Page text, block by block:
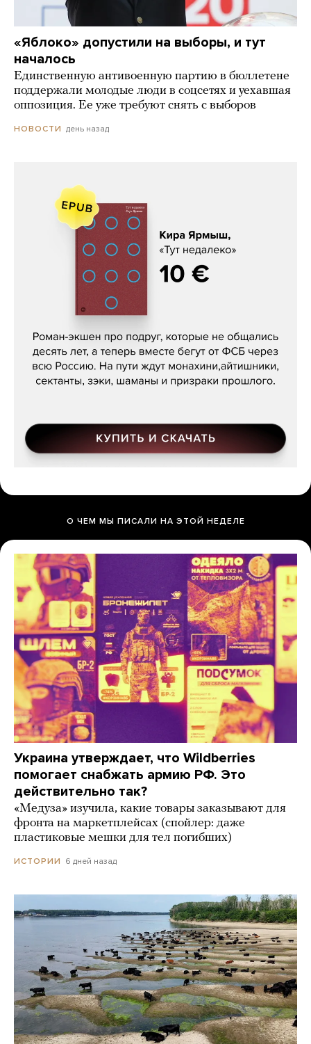
«Яблоко» допустили на выборы, и тут
началось
Единственную антивоенную партию в бюллетене
поддержали молодые люди в соцсетях и уехавшая
оппозиция. Ее уже требуют снять с выборов
НОВОСТИ день назад
Кира Ярмыш, «Тут недалеко»
О ЧЕМ МЫ ПИСАЛИ НА ЭТОЙ НЕДЕЛЕ
Украина утверждает, что Wildberries
помогает снабжать армию РФ. Это
действительно так?
«Медуза» изучила, какие товары заказывают для
фронта на маркетплейсах (спойлер: даже
пластиковые мешки для тел погибших)
ИСТОРИИ 6 дней назад